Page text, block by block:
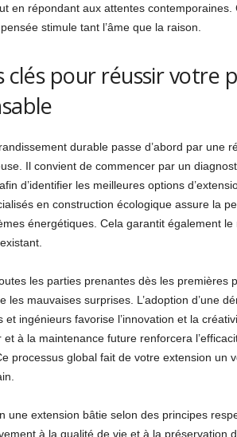
en répondant aux attentes
stimule tant l’âme que la raison.
clés pour réussir votre
durable passe d’abord par une
Il convient de commencer par un
d’identifier les meilleures options
en construction écologique assure la
énergétiques. Cela garantit également
les parties prenantes dès les premières
les mauvaises surprises. L’adoption d’une
et ingénieurs favorise l’innovation et la
à la maintenance future renforcera
processus global fait de votre extension un
une extension bâtie selon des principes
à la qualité de vie et à la préservation